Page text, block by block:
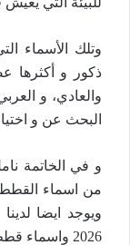
وتلك الأسماء
ذكور و أكثرها
والعادي، و
البحث عن و
و في الخاتمة
من اسماء القطط
ويوجد ايضا
2026